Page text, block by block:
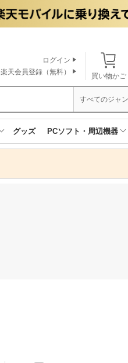
買い物かご
ログイン
楽天会員登録（無料）
すべてのジャ
グッズ PCソフト・周辺機器